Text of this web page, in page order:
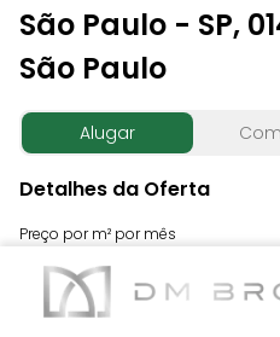
São Paulo - SP,
São Paulo
Alugar
Detalhes da Oferta
Preço por m² por mês
R$ 115,86
Condomínio por m²